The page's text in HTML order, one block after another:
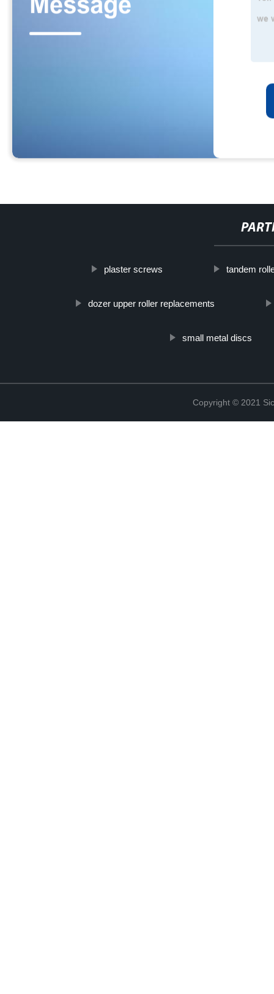
plaster screws tandem
dozer upper roller replacements
small metal discs
Copyright © 2021